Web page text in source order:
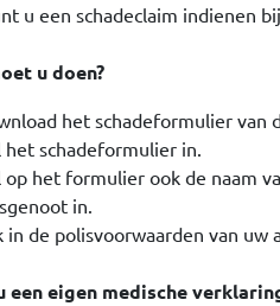
u een schadeclaim indienen
u doen?
het schadeformulier van
het schadeformulier in.
op het formulier ook de naam
in.
in de polisvoorwaarden van
een eigen medische